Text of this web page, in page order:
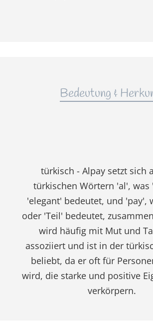
Bedeutung &
türkisch - Alpay setzt sich
türkischen Wörtern 'al',
'elegant' bedeutet, und 'pay',
oder 'Teil' bedeutet,
wird häufig mit Mut und
assoziiert und ist in der
beliebt, da er oft für
wird, die starke und positive
verkörpern.